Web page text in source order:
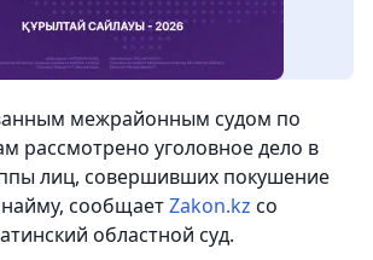
межрайонным судом по
рассмотрено уголовное дело в
лиц, совершивших покушение
сообщаетZakon.kz со
областной суд.